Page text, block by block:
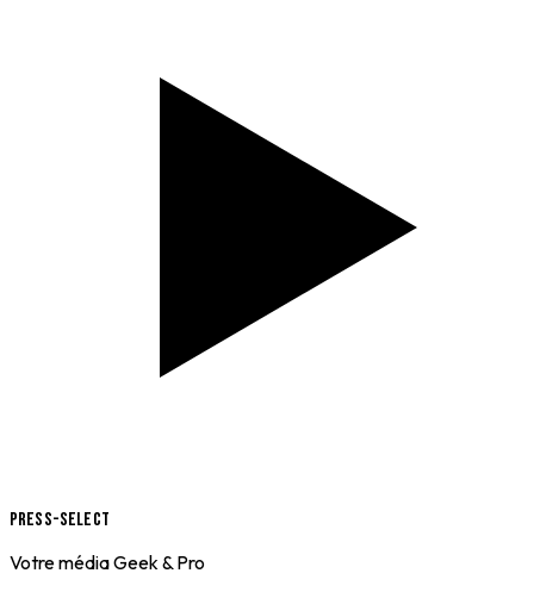
Press-Select
Votre média Geek & Pro